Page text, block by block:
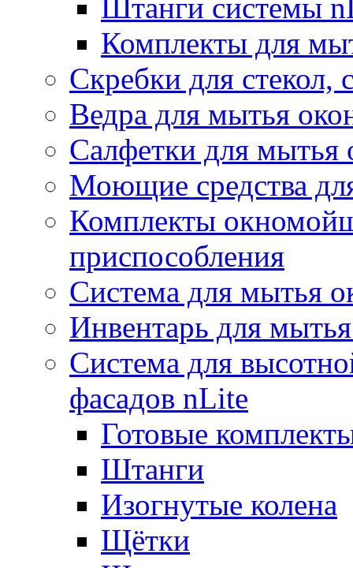
Штанги системы
Комплекты для
Скребки для стекол,
Ведра для мытья
Салфетки для мытья
Моющие средства
Комплекты
приспособления
Система для мытья
Инвентарь для
Система для
фасадов nLite
Готовые
Штанги
Изогнутые колена
Щётки